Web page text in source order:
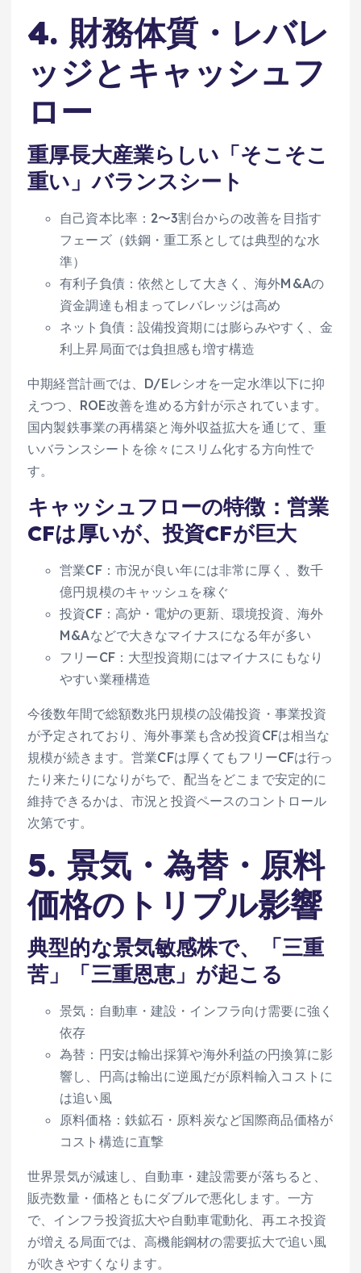
4. 財務体質・レバレ
ッジとキャッシュフ
ロー
重厚長大産業らしい「そこそこ
重い」バランスシート
自己資本比率：2〜3割台からの改善を目指す
フェーズ（鉄鋼・重工系としては典型的な水
準）
有利子負債：依然として大きく、海外M&Aの
資金調達も相まってレバレッジは高め
ネット負債：設備投資期には膨らみやすく、金
利上昇局面では負担感も増す構造
中期経営計画では、D/Eレシオを一定水準以下に抑
えつつ、ROE改善を進める方針が示されています。
国内製鉄事業の再構築と海外収益拡大を通じて、重
いバランスシートを徐々にスリム化する方向性で
す。
キャッシュフローの特徴：営業
CFは厚いが、投資CFが巨大
営業CF：市況が良い年には非常に厚く、数千
億円規模のキャッシュを稼ぐ
投資CF：高炉・電炉の更新、環境投資、海外
M&Aなどで大きなマイナスになる年が多い
フリーCF：大型投資期にはマイナスにもなり
やすい業種構造
今後数年間で総額数兆円規模の設備投資・事業投資
が予定されており、海外事業も含め投資CFは相当な
規模が続きます。営業CFは厚くてもフリーCFは行っ
たり来たりになりがちで、配当をどこまで安定的に
維持できるかは、市況と投資ペースのコントロール
次第です。
5. 景気・為替・原料
価格のトリプル影響
典型的な景気敏感株で、「三重
苦」「三重恩恵」が起こる
景気：自動車・建設・インフラ向け需要に強く
依存
為替：円安は輸出採算や海外利益の円換算に影
響し、円高は輸出に逆風だが原料輸入コストに
は追い風
原料価格：鉄鉱石・原料炭など国際商品価格が
コスト構造に直撃
世界景気が減速し、自動車・建設需要が落ちると、
販売数量・価格ともにダブルで悪化します。一方
で、インフラ投資拡大や自動車電動化、再エネ投資
が増える局面では、高機能鋼材の需要拡大で追い風
が吹きやすくなります。